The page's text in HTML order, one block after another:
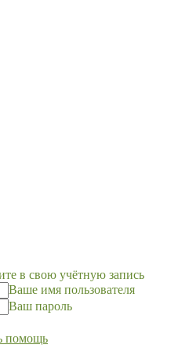
в свою учётную запись
Ваше имя пользователя
Ваш пароль
помощь